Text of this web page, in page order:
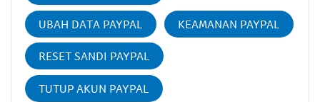
UBAH DATA PAYPAL KEAMANAN PAYPAL
RESET SANDI PAYPAL
TUTUP AKUN PAYPAL